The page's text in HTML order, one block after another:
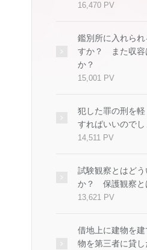
16,470 PV
鑑別所に入れら
すか？ また収容
か？
15,001 PV
犯した罪の刑を
すればいいのでし
14,511 PV
試験観察とはど
か？ 保護観察と
13,621 PV
借地上に建物を
物を第三者に貸